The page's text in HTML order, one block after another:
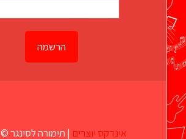
אינדקס יוצרים | תימורה לסינגר © 2026 |